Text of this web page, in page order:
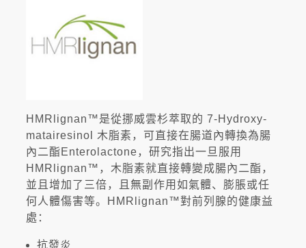
HMRlignan™是從挪威雲杉萃取的 7-Hydroxy-
matairesinol 木脂素，可直接在腸道內轉換為腸
內二酯Enterolactone，研究指出一旦服用
HMRlignan™，木脂素就直接轉變成腸內二酯，
並且增加了三倍，且無副作用如氣體、膨脹或任
何人體傷害等。HMRlignan™對前列腺的健康益
處：
抗發炎